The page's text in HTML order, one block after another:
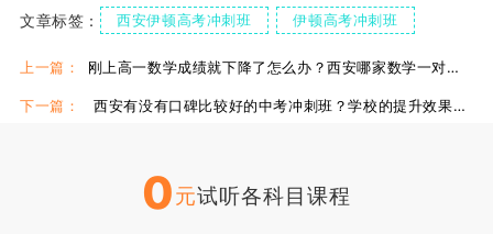
文章标签： 西安伊顿高考冲刺班 伊顿高考冲刺班
陕西高三八省联考
上一篇： 刚上高一数学成绩就下降了怎么办？西安哪家数学一对一的效果好？
下一篇： 西安有没有口碑比较好的中考冲刺班？学校的提升效果好吗？
0元试听各科目课程